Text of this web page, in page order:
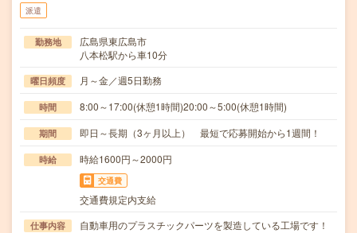
派遣
勤務地
広島県東広島市
八本松駅から車10分
曜日頻度 月～金／週5日勤務
時間 8:00～17:00(休憩1時間)20:00～5:00(休憩1時間)
期間 即日～長期（3ヶ月以上） 最短で応募開始から1週間！
時給 時給1600円～2000円
交通費
交通費規定内支給
仕事内容
自動車用のプラスチックパーツを製造している工場です！